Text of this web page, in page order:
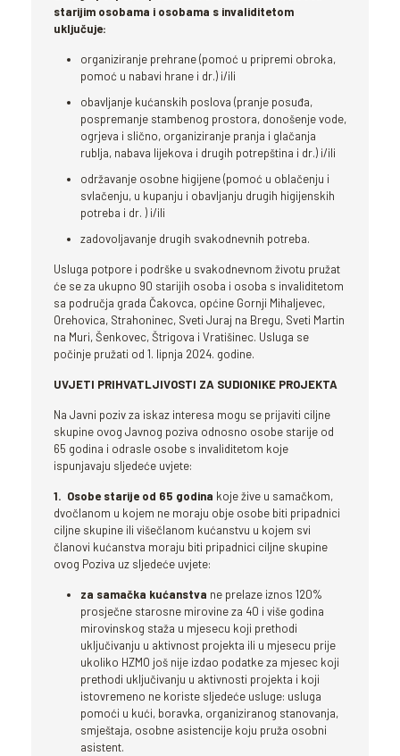
starijim osobama i osobama s invaliditetom
uključuje:
organiziranje prehrane (pomoć u pripremi obroka,
pomoć u nabavi hrane i dr.) i/ili
obavljanje kućanskih poslova (pranje posuđa,
pospremanje stambenog prostora, donošenje vode,
ogrjeva i slično, organiziranje pranja i glačanja
rublja, nabava lijekova i drugih potrepština i dr.) i/ili
održavanje osobne higijene (pomoć u oblačenju i
svlačenju, u kupanju i obavljanju drugih higijenskih
potreba i dr. ) i/ili
zadovoljavanje drugih svakodnevnih potreba.
Usluga potpore i podrške u svakodnevnom životu pružat
će se za ukupno 90 starijih osoba i osoba s invaliditetom
sa područja grada Čakovca, općine Gornji Mihaljevec,
Orehovica, Strahoninec, Sveti Juraj na Bregu, Sveti Martin
na Muri, Šenkovec, Štrigova i Vratišinec. Usluga se
počinje pružati od 1. lipnja 2024. godine.
UVJETI PRIHVATLJIVOSTI ZA SUDIONIKE PROJEKTA
Na Javni poziv za iskaz interesa mogu se prijaviti ciljne
skupine ovog Javnog poziva odnosno osobe starije od
65 godina i odrasle osobe s invaliditetom koje
ispunjavaju sljedeće uvjete:
1. Osobe starije od 65 godina koje žive u samačkom,
dvočlanom u kojem ne moraju obje osobe biti pripadnici
ciljne skupine ili višečlanom kućanstvu u kojem svi
članovi kućanstva moraju biti pripadnici ciljne skupine
ovog Poziva uz sljedeće uvjete:
za samačka kućanstva ne prelaze iznos 120%
prosječne starosne mirovine za 40 i više godina
mirovinskog staža u mjesecu koji prethodi
uključivanju u aktivnost projekta ili u mjesecu prije
ukoliko HZMO još nije izdao podatke za mjesec koji
prethodi uključivanju u aktivnosti projekta i koji
istovremeno ne koriste sljedeće usluge: usluga
pomoći u kući, boravka, organiziranog stanovanja,
smještaja, osobne asistencije koju pruža osobni
asistent.